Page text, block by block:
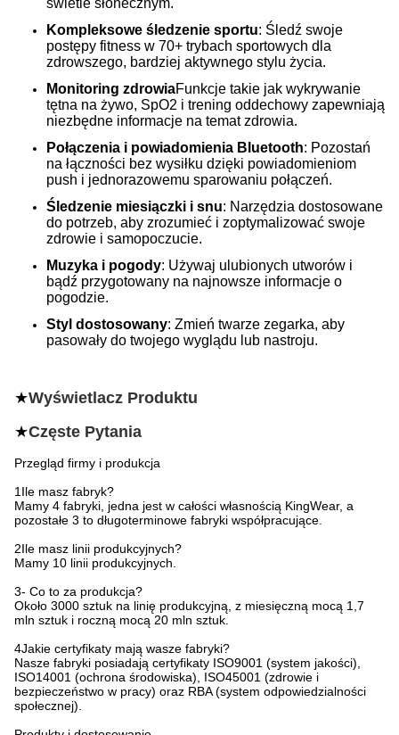
świetle słonecznym.
Kompleksowe śledzenie sportu: Śledź swoje
postępy fitness w 70+ trybach sportowych dla
zdrowszego, bardziej aktywnego stylu życia.
Monitoring zdrowiaFunkcje takie jak wykrywanie
tętna na żywo, SpO2 i trening oddechowy zapewniają
niezbędne informacje na temat zdrowia.
Połączenia i powiadomienia Bluetooth: Pozostań
na łączności bez wysiłku dzięki powiadomieniom
push i jednorazowemu sparowaniu połączeń.
Śledzenie miesiączki i snu: Narzędzia dostosowane
do potrzeb, aby zrozumieć i zoptymalizować swoje
zdrowie i samopoczucie.
Muzyka i pogody: Używaj ulubionych utworów i
bądź przygotowany na najnowsze informacje o
pogodzie.
Styl dostosowany: Zmień twarze zegarka, aby
pasowały do twojego wyglądu lub nastroju.
★Wyświetlacz Produktu